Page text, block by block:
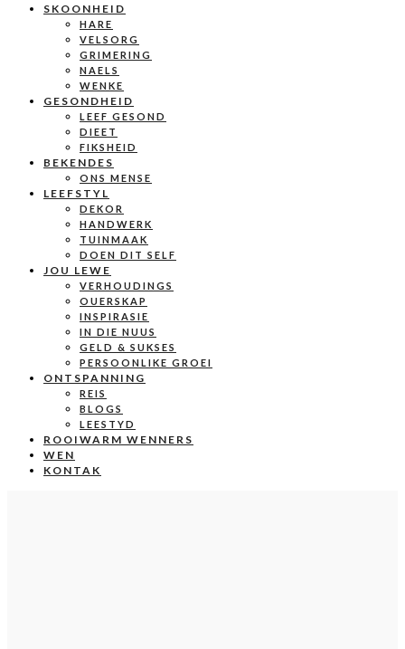
SKOONHEID
HARE
VELSORG
GRIMERING
NAELS
WENKE
GESONDHEID
LEEF GESOND
DIEET
FIKSHEID
BEKENDES
ONS MENSE
LEEFSTYL
DEKOR
HANDWERK
TUINMAAK
DOEN DIT SELF
JOU LEWE
VERHOUDINGS
OUERSKAP
INSPIRASIE
IN DIE NUUS
GELD & SUKSES
PERSOONLIKE GROEI
ONTSPANNING
REIS
BLOGS
LEESTYD
ROOIWARM WENNERS
WEN
KONTAK